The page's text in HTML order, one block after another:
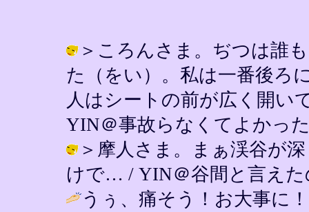
＞ころんさま。ぢつは誰
た（をい）。私は一番後ろ
人はシートの前が広く開い
YIN＠事故らなくてよかっ
＞摩人さま。まぁ渓谷が
けで… / YIN＠谷間と言えた
うぅ、痛そう！お大事に